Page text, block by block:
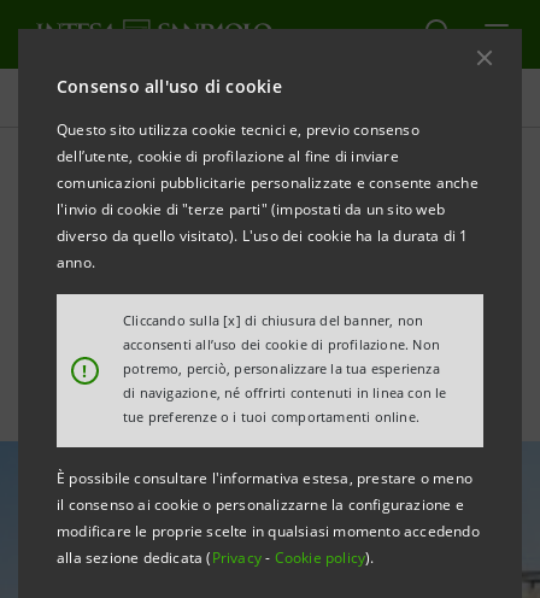
Consenso all'uso di cookie
Questo sito utilizza cookie tecnici e, previo consenso
dell’utente, cookie di profilazione al fine di inviare
comunicazioni pubblicitarie personalizzate e consente anche
l'invio di cookie di "terze parti" (impostati da un sito web
diverso da quello visitato). L'uso dei cookie ha la durata di 1
anno.
!
Cliccando sulla [x] di chiusura del banner, non
acconsenti all’uso dei cookie di profilazione. Non
potremo, perciò, personalizzare la tua esperienza
di navigazione, né offrirti contenuti in linea con le
tue preferenze o i tuoi comportamenti online.
È possibile consultare l'informativa estesa, prestare o meno
il consenso ai cookie o personalizzarne la configurazione e
modificare le proprie scelte in qualsiasi momento accedendo
alla sezione dedicata (Privacy- Cookie policy).
Tutte le news
“Noi Ripartiamo”, tappa di
Bari: nuovi investimenti nel
sociale